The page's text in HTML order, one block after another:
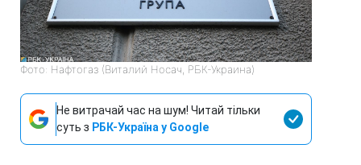
Фото: Нафтогаз (Виталий Носач, РБК-Украина)
Не витрачай час на шум! Читай тільки
суть з РБК-Україна у Google